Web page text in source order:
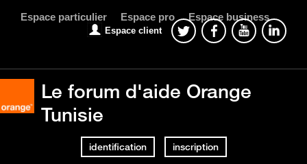
Espace particulier Espace pro Espace business
Espace client
Le forum d'aide Orange
Tunisie
identification inscription